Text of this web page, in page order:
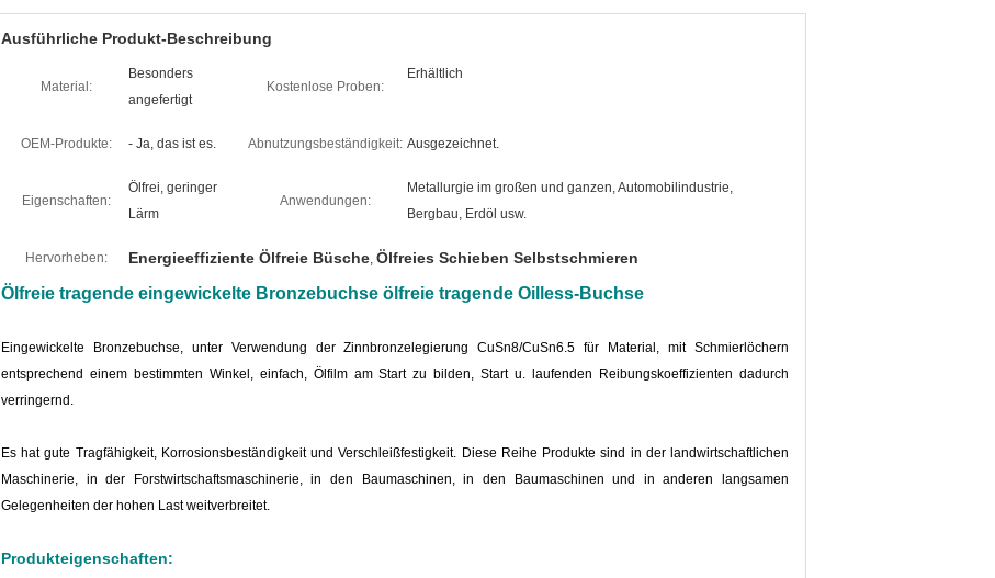
Ausführliche Produkt-Beschreibung
Material:
Besonders
angefertigt
Kostenlose Proben:
Erhältlich
OEM-Produkte: - Ja, das ist es. Abnutzungsbeständigkeit: Ausgezeichnet.
Eigenschaften:
Ölfrei, geringer
Lärm
Anwendungen:
Metallurgie im großen und ganzen, Automobilindustrie,
Bergbau, Erdöl usw.
Hervorheben: Energieeffiziente Ölfreie Büsche, Ölfreies Schieben Selbstschmieren
Ölfreie tragende eingewickelte Bronzebuchse ölfreie tragende Oilless-Buchse
Eingewickelte Bronzebuchse, unter Verwendung der Zinnbronzelegierung CuSn8/CuSn6.5 für Material, mit Schmierlöchern
entsprechend einem bestimmten Winkel, einfach, Ölfilm am Start zu bilden, Start u. laufenden Reibungskoeffizienten dadurch
verringernd.
Es hat gute Tragfähigkeit, Korrosionsbeständigkeit und Verschleißfestigkeit. Diese Reihe Produkte sind in der landwirtschaftlichen
Maschinerie, in der Forstwirtschaftsmaschinerie, in den Baumaschinen, in den Baumaschinen und in anderen langsamen
Gelegenheiten der hohen Last weitverbreitet.
Produkteigenschaften: